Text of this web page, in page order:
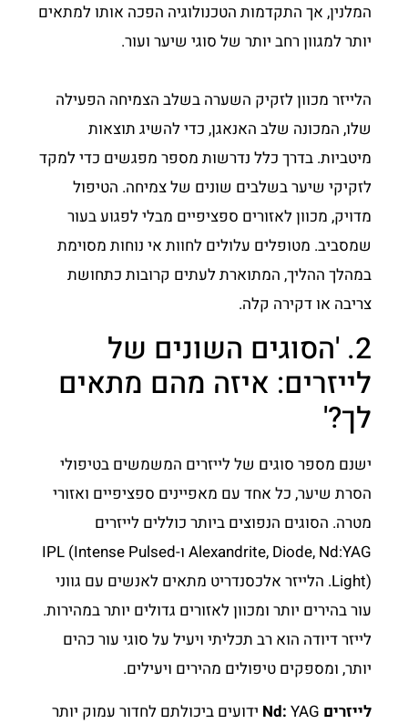
המלנין, אך התקדמות הטכנולוגיה הפכה אותו למתאים
יותר למגוון רחב יותר של סוגי שיער ועור.
הלייזר מכוון לזקיק השערה בשלב הצמיחה הפעילה
שלו, המכונה שלב האנאגן, כדי להשיג תוצאות
מיטביות. בדרך כלל נדרשות מספר מפגשים כדי למקד
לזקיקי שיער בשלבים שונים של צמיחה. הטיפול
מדויק, מכוון לאזורים ספציפיים מבלי לפגוע בעור
שמסביב. מטופלים עלולים לחוות אי נוחות מסוימת
במהלך ההליך, המתוארת לעתים קרובות כתחושת
צריבה או דקירה קלה.
2. 'הסוגים השונים של
לייזרים: איזה מהם מתאים
לך?'
ישנם מספר סוגים של לייזרים המשמשים בטיפולי
הסרת שיער, כל אחד עם מאפיינים ספציפיים ואזורי
מטרה. הסוגים הנפוצים ביותר כוללים לייזרים
Alexandrite, Diode, Nd:YAG ו-IPL (Intense Pulsed
Light). הלייזר אלכסנדריט מתאים לאנשים עם גווני
עור בהירים יותר ומכוון לאזורים גדולים יותר במהירות.
לייזר דיודה הוא רב תכליתי ויעיל על סוגי עור כהים
יותר, ומספקים טיפולים מהירים ויעילים.
לייזרים Nd:
YAG ידועים ביכולתם לחדור עמוק יותר